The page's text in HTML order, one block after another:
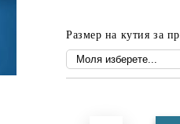
Размер на кутия за